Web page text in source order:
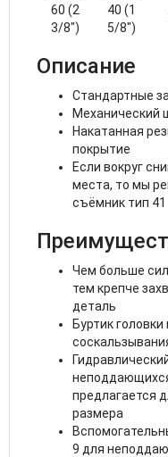
60 (2
3/8")
40 (1
5/8")
Описание
Стандартные
Механический
Накатанная
покрытие
Если вокруг
места, то мы
съёмник тип 41
Чем больше
тем крепче
деталь
Буртик
предлагается
размера
9 для